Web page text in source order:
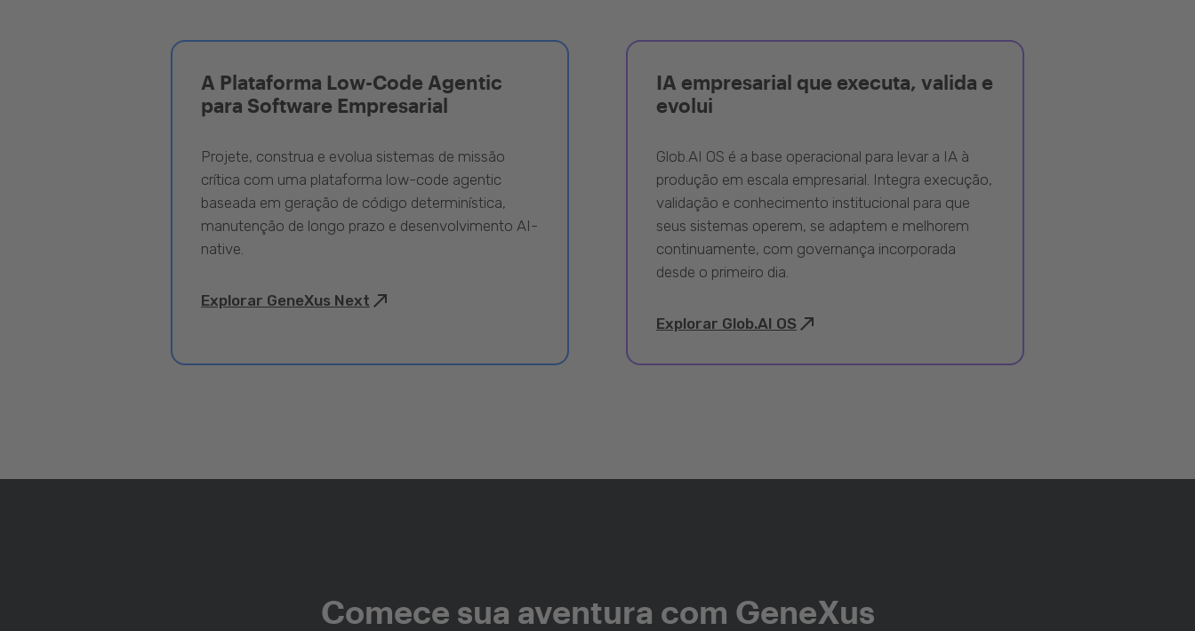
A Plataforma Low-Code Agentic
para Software Empresarial
Projete, construa e evolua sistemas de missão
crítica com uma plataforma low-code agentic
baseada em geração de código determinística,
manutenção de longo prazo e desenvolvimento AI-
native.
Explorar GeneXus Next
IA empresarial que executa, valida e
evolui
Glob.AI OS é a base operacional para levar a IA à
produção em escala empresarial. Integra execução,
validação e conhecimento institucional para que
seus sistemas operem, se adaptem e melhorem
continuamente, com governança incorporada
desde o primeiro dia.
Explorar Glob.AI OS
Comece sua aventura com GeneXus